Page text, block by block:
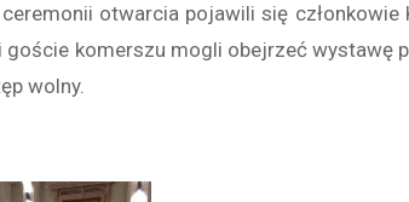
otwarcia pojawili się
goście komerszu mogli obejrzeć wystawę
wolny.